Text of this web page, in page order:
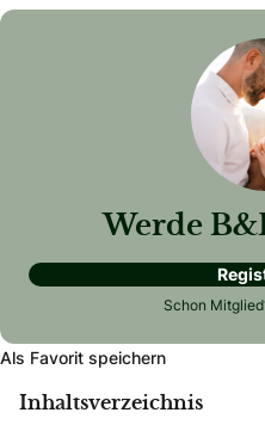
Werde
Schon
Als Favorit speichern
Inhaltsverzeichnis